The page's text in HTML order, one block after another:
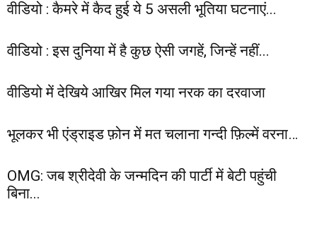
वीडियो : कैमरे में कैद हुई ये 5 असली भूतिया घटनाएं...
वीडियो : इस दुनिया में है कुछ ऐसी जगहें, जिन्हें नहीं...
वीडियो में देखिये आखिर मिल गया नरक का दरवाजा
भूलकर भी एंड्राइड फ़ोन में मत चलाना गन्दी फ़िल्में वरना…
OMG: जब श्रीदेवी के जन्मदिन की पार्टी में बेटी पहुंची
बिना...